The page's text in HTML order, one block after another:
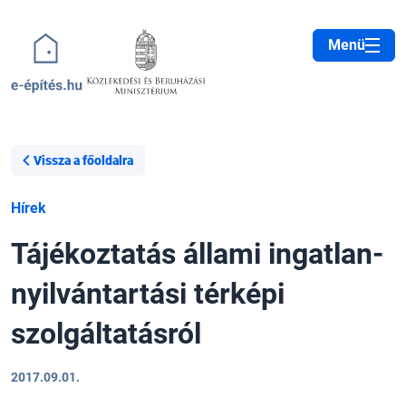
Menü
Vissza a főoldalra
Hírek
Tájékoztatás állami ingatlan-
nyilvántartási térképi
szolgáltatásról
2017.09.01.